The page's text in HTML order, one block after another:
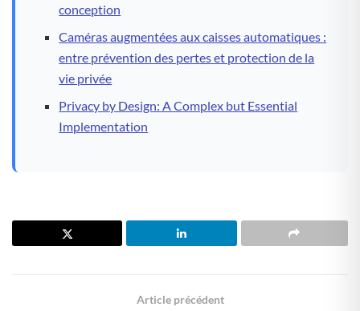
conception
Caméras augmentées aux caisses automatiques :
entre prévention des pertes et protection de la
vie privée
Privacy by Design: A Complex but Essential
Implementation
Article précédent